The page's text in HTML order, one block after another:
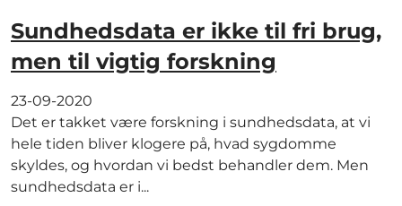
Sundhedsdata er ikke til fri brug,
men til vigtig forskning
23-09-2020
Det er takket være forskning i sundhedsdata, at vi
hele tiden bliver klogere på, hvad sygdomme
skyldes, og hvordan vi bedst behandler dem. Men
sundhedsdata er i...